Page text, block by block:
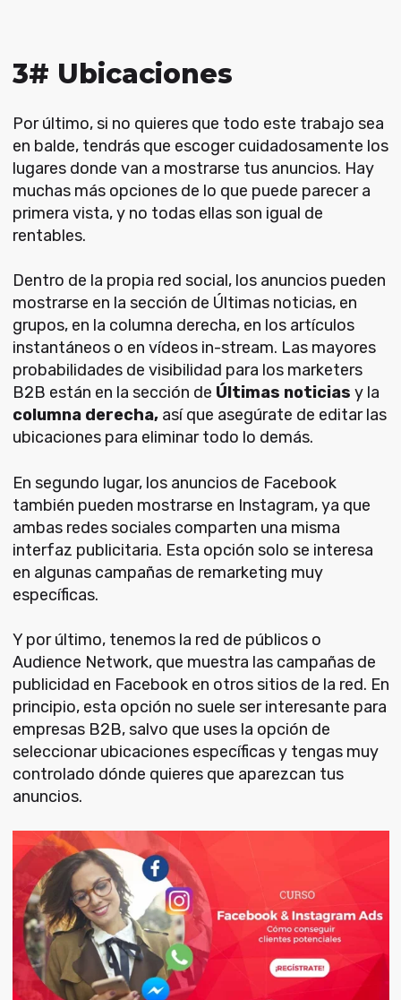
3# Ubicaciones
Por último, si no quieres que todo este trabajo sea
en balde, tendrás que escoger cuidadosamente los
lugares donde van a mostrarse tus anuncios. Hay
muchas más opciones de lo que puede parecer a
primera vista, y no todas ellas son igual de
rentables.
Dentro de la propia red social, los anuncios pueden
mostrarse en la sección de Últimas noticias, en
grupos, en la columna derecha, en los artículos
instantáneos o en vídeos in-stream. Las mayores
probabilidades de visibilidad para los marketers
B2B están en la sección de Últimas noticias y la
columna derecha,así que asegúrate de editar las
ubicaciones para eliminar todo lo demás.
En segundo lugar, los anuncios de Facebook
también pueden mostrarse en Instagram, ya que
ambas redes sociales comparten una misma
interfaz publicitaria. Esta opción solo se interesa
en algunas campañas de remarketing muy
específicas.
Y por último, tenemos la red de públicos o
Audience Network, que muestra las campañas de
publicidad en Facebook en otros sitios de la red. En
principio, esta opción no suele ser interesante para
empresas B2B, salvo que uses la opción de
seleccionar ubicaciones específicas y tengas muy
controlado dónde quieres que aparezcan tus
anuncios.